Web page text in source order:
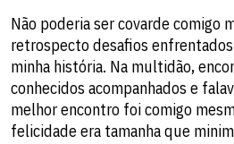
Não poderia ser covarde comigo
retrospecto desafios
minha história. Na multidão,
conhecidos acompanhados e
melhor encontro foi comigo
felicidade era tamanha que